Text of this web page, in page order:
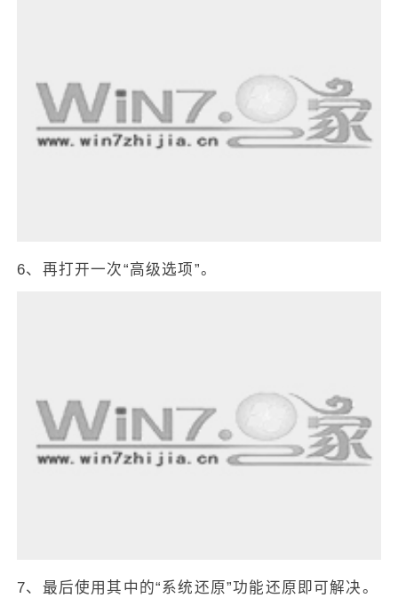
6、再打开一次“高级选项”。
7、最后使用其中的“系统还原”功能还原即可解决。